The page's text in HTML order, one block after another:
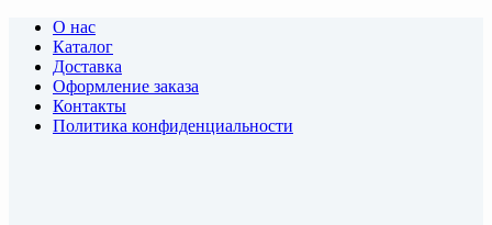
О нас
Каталог
Доставка
Оформление заказа
Контакты
Политика конфиденциальности